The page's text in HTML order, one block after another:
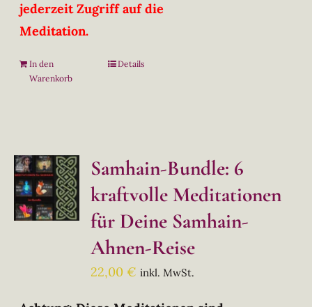
jederzeit Zugriff auf die
Meditation.
In den
Warenkorb
Details
Samhain-Bundle: 6
kraftvolle Meditationen
für Deine Samhain-
Ahnen-Reise
22,00€ inkl. MwSt.